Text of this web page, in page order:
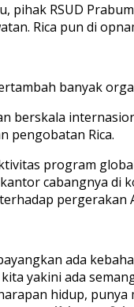
pihak RSUD
Rica pun di
banyak
berskala
pengobatan Rica.
program
cabangnya di
pergerakan
ada
yakini ada
hidup,